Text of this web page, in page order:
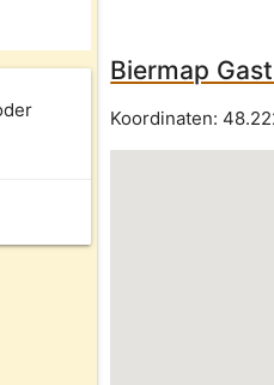
Biermap
Koordinaten: